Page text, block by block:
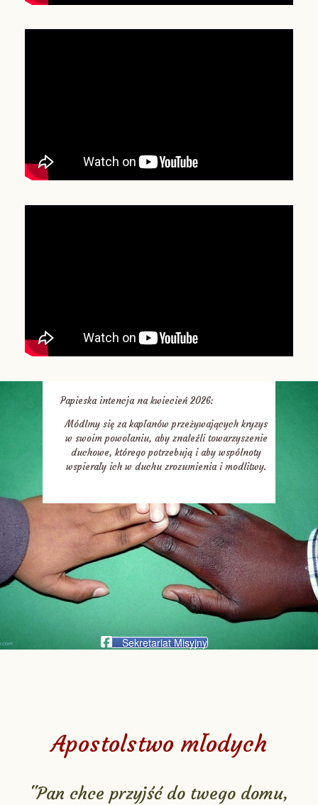
Papieska intencja na kwiecień 2026:
Módlmy się za kapłanów przeżywających kryzys
w swoim powołaniu, aby znaleźli towarzyszenie
duchowe, którego potrzebują i aby wspólnoty
wspierały ich w duchu zrozumienia i modlitwy.
Sekretariat Misyjny
Apostolstwo młodych
"Pan chce przyjść do twego domu,